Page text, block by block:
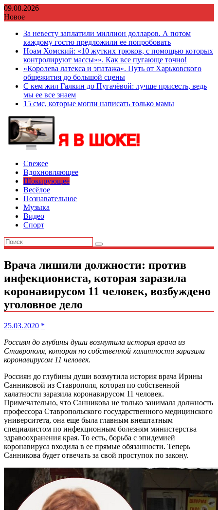
Перейти
к
09.08.2026
Новое
За невесту заплатили миллион долларов. А потом
каждому гостю предложили ее попробовать
Ноам Хомский: «10 жутких трюков, с помощью которых
контролируют массы»». Как все пугающе точно!
«Королева латекса и эпатажа». Путь от Харьковского
общежития до большой сцены
С кем жил Галкин до Пугачёвой: лучше присесть, ведь
мы ее все знаем
15 смс, которые могли написать только мамы
Свежее
Вдохновляющее
Шокирующее
Весёлое
Познавательное
Музыка
Видео
Спорт
Врача лишили должности: против
инфекциониста, которая заразила
коронавирусом 11 человек, возбуждено
уголовное дело
25.03.2020 *
Россиян до глубины души возмутила история врача из
Ставрополя, которая по собственной халатности заразила
коронавирусом 11 человек.
Россиян до глубины души возмутила история врача Ирины
Санниковой из Ставрополя, которая по собственной
халатности заразила коронавирусом 11 человек.
Примечательно, что Санникова не только занимала должность
профессора Ставропольского государственного медицинского
университета, она еще была главным внештатным
специалистом по инфекционным болезням министерства
здравоохранения края. То есть, борьба с эпидемией
коронавируса входила в ее прямые обязанности. Теперь
Санникова будет отвечать за свой проступок по закону.